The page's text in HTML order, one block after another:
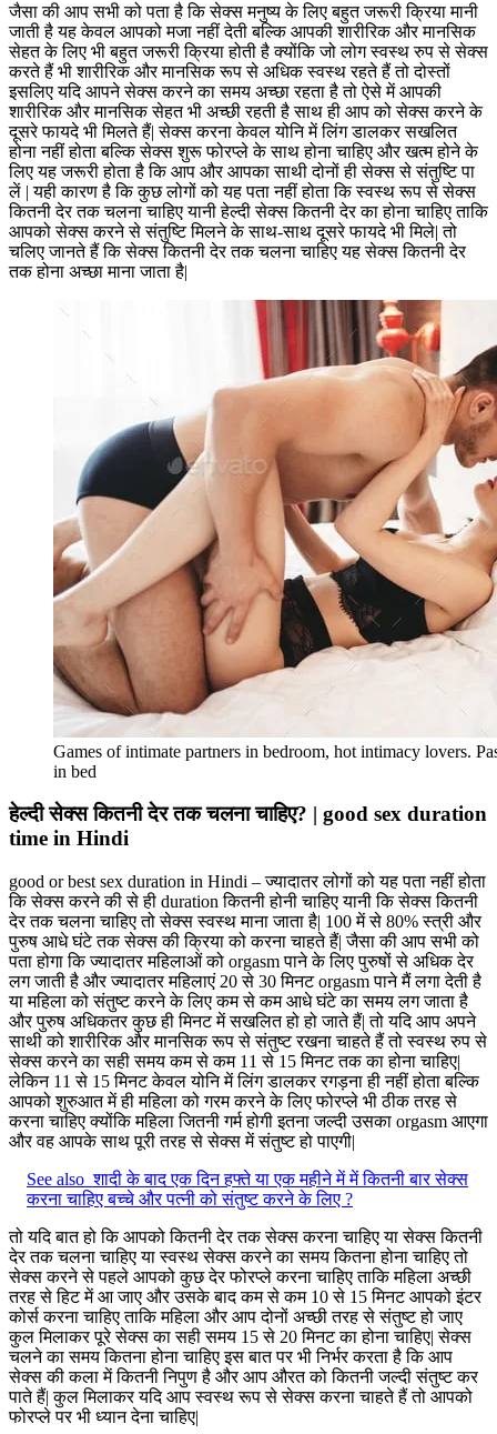
जैसा की आप सभी को पता है कि सेक्स मनुष्य के लिए बहुत जरूरी क्रिया मानी
जाती है यह केवल आपको मजा नहीं देती बल्कि आपकी शारीरिक और मानसिक
सेहत के लिए भी बहुत जरूरी क्रिया होती है क्योंकि जो लोग स्वस्थ रुप से सेक्स
करते हैं भी शारीरिक और मानसिक रूप से अधिक स्वस्थ रहते हैं तो दोस्तों
इसलिए यदि आपने सेक्स करने का समय अच्छा रहता है तो ऐसे में आपकी
शारीरिक और मानसिक सेहत भी अच्छी रहती है साथ ही आप को सेक्स करने के
दूसरे फायदे भी मिलते हैं| सेक्स करना केवल योनि में लिंग डालकर सखलित
होना नहीं होता बल्कि सेक्स शुरू फोरप्ले के साथ होना चाहिए और खत्म होने के
लिए यह जरूरी होता है कि आप और आपका साथी दोनों ही सेक्स से संतुष्टि पा
लें | यही कारण है कि कुछ लोगों को यह पता नहीं होता कि स्वस्थ रूप से सेक्स
कितनी देर तक चलना चाहिए यानी हेल्दी सेक्स कितनी देर का होना चाहिए ताकि
आपको सेक्स करने से संतुष्टि मिलने के साथ-साथ दूसरे फायदे भी मिले| तो
चलिए जानते हैं कि सेक्स कितनी देर तक चलना चाहिए यह सेक्स कितनी देर
तक होना अच्छा माना जाता है|
Games of intimate partners in bedroom, hot intimacy lovers.
in bed
हेल्‍दी सेक्‍स कितनी देर तक चलना चाहिए? | good sex duration
time in Hindi
good or best sex duration in Hindi – ज्यादातर लोगों को यह पता नहीं होता
कि सेक्स करने की से ही duration कितनी होनी चाहिए यानी कि सेक्स कितनी
देर तक चलना चाहिए तो सेक्स स्वस्थ माना जाता है| 100 में से 80% स्त्री और
पुरुष आधे घंटे तक सेक्स की क्रिया को करना चाहते हैं| जैसा की आप सभी को
पता होगा कि ज्यादातर महिलाओं को orgasm पाने के लिए पुरुषों से अधिक देर
लग जाती है और ज्यादातर महिलाएं 20 से 30 मिनट orgasm पाने मैं लगा देती है
या महिला को संतुष्ट करने के लिए कम से कम आधे घंटे का समय लग जाता है
और पुरुष अधिकतर कुछ ही मिनट में सखलित हो हो जाते हैं| तो यदि आप अपने
साथी को शारीरिक और मानसिक रूप से संतुष्ट रखना चाहते हैं तो स्वस्थ रुप से
सेक्स करने का सही समय कम से कम 11 से 15 मिनट तक का होना चाहिए|
लेकिन 11 से 15 मिनट केवल योनि में लिंग डालकर रगड़ना ही नहीं होता बल्कि
आपको शुरुआत में ही महिला को गरम करने के लिए फोरप्ले भी ठीक तरह से
करना चाहिए क्योंकि महिला जितनी गर्म होगी इतना जल्दी उसका orgasm आएगा
और वह आपके साथ पूरी तरह से सेक्स में संतुष्ट हो पाएगी|
See also शादी के बाद एक दिन हफ्ते या एक महीने में में कितनी बार सेक्स
करना चाहिए बच्चे और पत्नी को संतुष्ट करने के लिए ?
तो यदि बात हो कि आपको कितनी देर तक सेक्स करना चाहिए या सेक्स कितनी
देर तक चलना चाहिए या स्वस्थ सेक्स करने का समय कितना होना चाहिए तो
सेक्स करने से पहले आपको कुछ देर फोरप्ले करना चाहिए ताकि महिला अच्छी
तरह से हिट में आ जाए और उसके बाद कम से कम 10 से 15 मिनट आपको इंटर
कोर्स करना चाहिए ताकि महिला और आप दोनों अच्छी तरह से संतुष्ट हो जाए
कुल मिलाकर पूरे सेक्स का सही समय 15 से 20 मिनट का होना चाहिए| सेक्स
चलने का समय कितना होना चाहिए इस बात पर भी निर्भर करता है कि आप
सेक्स की कला में कितनी निपुण है और आप औरत को कितनी जल्दी संतुष्ट कर
पाते हैं| कुल मिलाकर यदि आप स्वस्थ रूप से सेक्स करना चाहते हैं तो आपको
फोरप्ले पर भी ध्यान देना चाहिए|